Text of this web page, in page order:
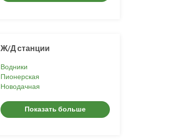
Ж/Д станции
Водники
Пионерская
Новодачная
Показать больше